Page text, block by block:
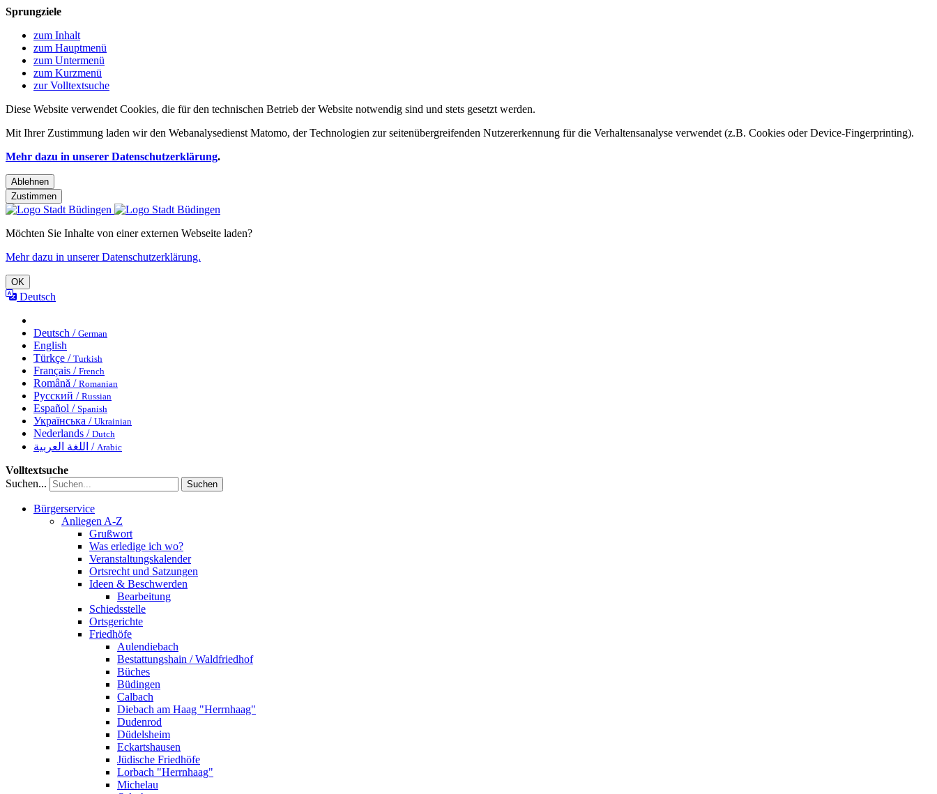
Sprungziele
zum Inhalt
zum Hauptmenü
zum Untermenü
zum Kurzmenü
zur Volltextsuche
Diese Website verwendet Cookies, die für den technischen Betrieb der Website notwendig sind und stets gesetzt werden.
Mit Ihrer Zustimmung laden wir den Webanalysedienst Matomo, der Technologien zur seitenübergreifenden Nutzererkennung für die Verhaltensanalyse verwendet (z.B. Cookies oder Device-Fingerprinting).
Mehr dazu in unserer Datenschutzerklärung.
Ablehnen
Zustimmen
Möchten Sie Inhalte von einer externen Webseite laden?
Mehr dazu in unserer Datenschutzerklärung.
OK
Deutsch
Deutsch / German
English
Türkçe / Turkish
Français / French
Română / Romanian
Русский / Russian
Español / Spanish
Українська / Ukrainian
Nederlands / Dutch
اللغة العربية / Arabic
Volltextsuche
Suchen...
Suchen
Bürgerservice
Anliegen A-Z
Grußwort
Was erledige ich wo?
Veranstaltungskalender
Ortsrecht und Satzungen
Ideen & Beschwerden
Bearbeitung
Schiedsstelle
Ortsgerichte
Friedhöfe
Aulendiebach
Bestattungshain / Waldfriedhof
Büches
Büdingen
Calbach
Diebach am Haag "Herrnhaag"
Dudenrod
Düdelsheim
Eckartshausen
Jüdische Friedhöfe
Lorbach "Herrnhaag"
Michelau